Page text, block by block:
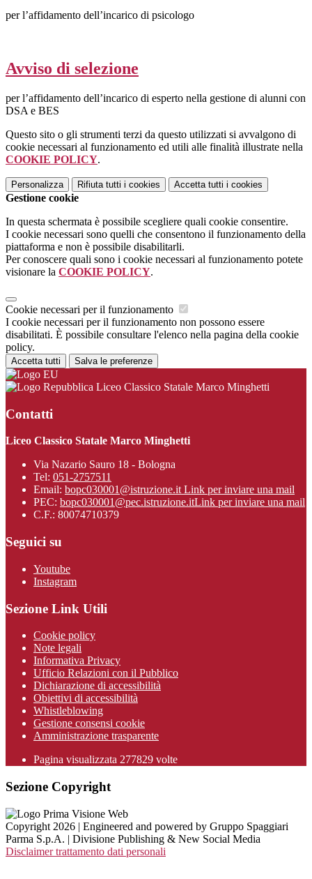
per l’affidamento dell’incarico di psicologo
Avviso di selezione
per l’affidamento dell’incarico di esperto nella gestione di alunni con
DSA e BES
Questo sito o gli strumenti terzi da questo utilizzati si avvalgono di
cookie necessari al funzionamento ed utili alle finalità illustrate nella
COOKIE POLICY.
Personalizza Rifiuta tutti i cookies Accetta tutti i cookies
Gestione cookie
In questa schermata è possibile scegliere quali cookie consentire.
I cookie necessari sono quelli che consentono il funzionamento della
piattaforma e non è possibile disabilitarli.
Per conoscere quali sono i cookie necessari al funzionamento potete
visionare la COOKIE POLICY.
Cookie necessari per il funzionamento
I cookie necessari per il funzionamento non possono essere
disabilitati. È possibile consultare l'elenco nella pagina della cookie
policy.
Accetta tutti Salva le preferenze
Liceo Classico Statale Marco Minghetti
Contatti
Liceo Classico Statale Marco Minghetti
Via Nazario Sauro 18 - Bologna
Tel: 051-2757511
Email: bopc030001@istruzione.itLink per inviare una mail
PEC: bopc030001@pec.istruzione.itLink per inviare una mail
C.F.: 80074710379
Seguici su
Youtube
Instagram
Sezione Link Utili
Cookie policy
Note legali
Informativa Privacy
Ufficio Relazioni con il Pubblico
Dichiarazione di accessibilità
Obiettivi di accessibilità
Whistleblowing
Gestione consensi cookie
Amministrazione trasparente
Pagina visualizzata 277829 volte
Sezione Copyright
Copyright 2026 | Engineered and powered by Gruppo Spaggiari
Parma S.p.A. | Divisione Publishing & New Social Media
Disclaimer trattamento dati personali